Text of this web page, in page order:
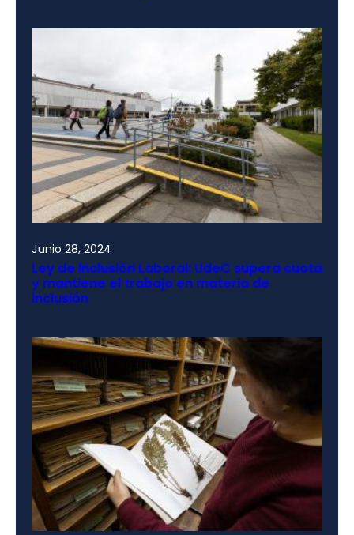
Junio 28, 2024
Ley de Inclusión Laboral: UdeC supera cuota
y mantiene el trabajo en materia de
inclusión